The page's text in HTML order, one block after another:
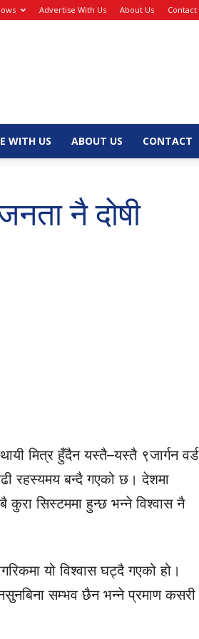
Advertise With Us About Us Contact
WITH US ABOUT US CONTACT
नै दोषी
मित्र हुँदैन यस्तै–यस्तै ९जार्गन वर्ड
रहस्यमय बन्दै गएको छ। देशमा
कुरा सिस्टममा हुन्छ भन्ने विश्वास नै
यो विश्वास घट्दै गएको हो।
सम्भव छैन भन्ने प्रमाण कसरी